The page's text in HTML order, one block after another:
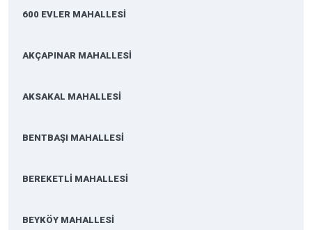
600 EVLER MAHALLESİ
AKÇAPINAR MAHALLESİ
AKSAKAL MAHALLESİ
BENTBAŞI MAHALLESİ
BEREKETLİ MAHALLESİ
BEYKÖY MAHALLESİ